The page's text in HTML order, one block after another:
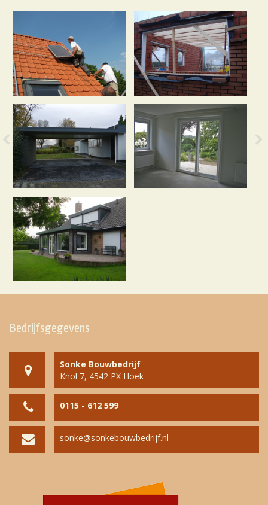
Bedrijfsgegevens
Sonke Bouwbedrijf
Knol 7, 4542 PX Hoek
0115 - 612 599
sonke@sonkebouwbedrijf.nl